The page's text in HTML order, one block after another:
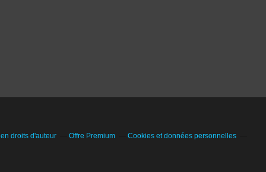
droits d'auteur Offre Premium
Cookies et données personnelles